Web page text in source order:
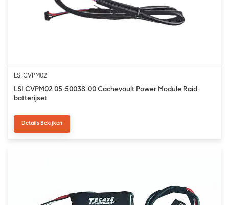
LSI CVPM02
LSI CVPM02 05-50038-00 Cachevault Power Module Raid-
batterijset
Details Bekijken